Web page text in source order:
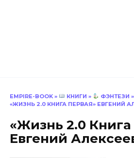
EMPIRE-BOOK » КНИГИ » ФЭНТЕЗИ »
«ЖИЗНЬ 2.0 КНИГА ПЕРВАЯ» ЕВГЕНИЙ
«Жизнь 2.0 Книга
Евгений